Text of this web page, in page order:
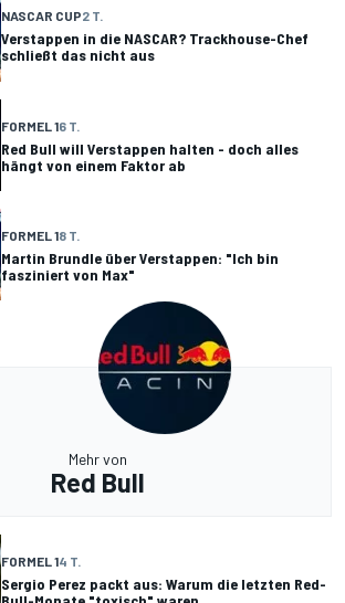
NASCAR CUP2 T.
Verstappen in die NASCAR? Trackhouse-Chef
schließt das nicht aus
FORMEL 16 T.
Red Bull will Verstappen halten - doch alles
hängt von einem Faktor ab
FORMEL 18 T.
Martin Brundle über Verstappen: "Ich bin
fasziniert von Max"
Mehr von
Red Bull
FORMEL 14 T.
Sergio Perez packt aus: Warum die letzten Red-